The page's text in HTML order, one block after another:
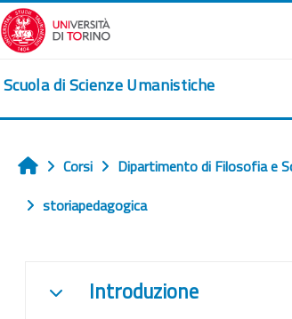
Vai al contenuto principale
Scuola di Scienze Umanistiche
Home
Corsi Dipartimento di Filosofia e
storiapedagogica
Schema della sezione
MinimizzaIntroduzione